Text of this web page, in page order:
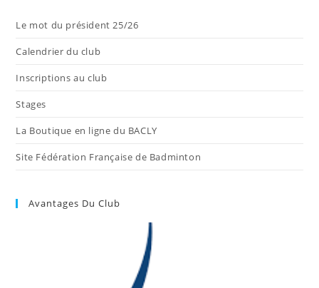
Le mot du président 25/26
Calendrier du club
Inscriptions au club
Stages
La Boutique en ligne du BACLY
Site Fédération Française de Badminton
Avantages Du Club